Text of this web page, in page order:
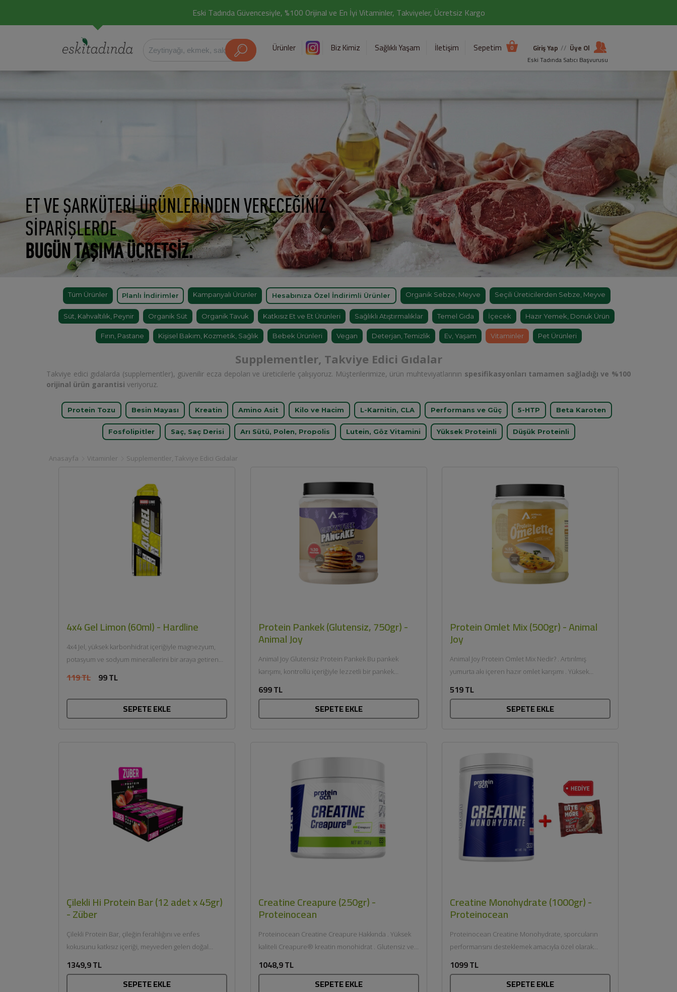
Eski Tadında Güvencesiyle, %100 Orijinal ve En İyi Vitaminler, Takviyeler, Ücretsiz Kargo
Ürünler Biz Kimiz Sağlıklı Yaşam İletişim Sepetim 0 Giriş Yap // Üye Ol
Eski Tadında Satıcı Başvurusu
ET VE ŞARKÜTERİ ÜRÜNLERİNDEN VERECEĞİNİZ
SİPARİŞLERDE
BUGÜN TAŞIMA ÜCRETSİZ.
Tüm Ürünler Planlı İndirimler Kampanyalı Ürünler Hesabınıza Özel İndirimli Ürünler Organik Sebze, Meyve Seçili Üreticilerden Sebze, Meyve
Süt, Kahvaltılık, Peynir Organik Süt Organik Tavuk Katkısız Et ve Et Ürünleri Sağlıklı Atıştırmalıklar Temel Gıda İçecek Hazır Yemek, Donuk Ürün
Fırın, Pastane Kişisel Bakım, Kozmetik, Sağlık Bebek Ürünleri Vegan Deterjan, Temizlik Ev, Yaşam Vitaminler Pet Ürünleri
Supplementler, Takviye Edici Gıdalar
Takviye edici gıdalarda (supplementler), güvenilir ecza depoları ve üreticilerle çalışıyoruz. Müşterilerimize, ürün muhteviyatlarının spesifikasyonları tamamen sağladığı ve %100
orijinal ürün garantisi veriyoruz.
Protein Tozu Besin Mayası Kreatin Amino Asit Kilo ve Hacim L-Karnitin, CLA Performans ve Güç 5-HTP Beta Karoten
Fosfolipitler Saç, Saç Derisi Arı Sütü, Polen, Propolis Lutein, Göz Vitamini Yüksek Proteinli Düşük Proteinli
Anasayfa Vitaminler Supplementler, Takviye Edici Gıdalar
4x4 Gel Limon (60ml) - Hardline
4x4 Jel, yüksek karbonhidrat içeriğiyle magnezyum,
potasyum ve sodyum minerallerini bir araya getiren
119 TL 99 TL
SEPETE EKLE
Protein Pankek (Glutensiz, 750gr) -
Animal Joy
Animal Joy Glutensiz Protein Pankek Bu pankek
karışımı, kontrollü içeriğiyle lezzetli bir pankek
699 TL
SEPETE EKLE
Protein Omlet Mix (500gr) - Animal
Joy
Animal Joy Protein Omlet Mix Nedir? . Artırılmış
yumurta akı içeren hazır omlet karışımı . Yüksek
519 TL
SEPETE EKLE
Çilekli Hi Protein Bar (12 adet x 45gr)
- Züber
Çilekli Protein Bar, çileğin ferahlığını ve enfes
kokusunu katkısız içeriği, meyveden gelen doğal
1349,9 TL
SEPETE EKLE
Creatine Creapure (250gr) -
Proteinocean
Proteinocean Creatine Creapure Hakkında . Yüksek
kaliteli Creapure® kreatin monohidrat . Glutensiz ve
1048,9 TL
SEPETE EKLE
Creatine Monohydrate (1000gr) -
Proteinocean
Proteinocean Creatine Monohydrate, sporcuların
performansını desteklemek amacıyla özel olarak
Mikronize yapısı...
1099 TL
SEPETE EKLE